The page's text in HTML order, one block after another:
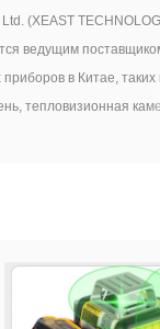
(XEAST
ведущим
в Китае, таких
тепловизионная